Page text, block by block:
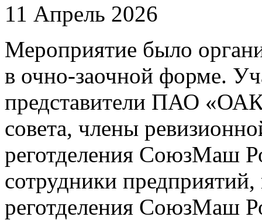
11 Апрель 2026
Мероприятие было
в очно-заочной форме.
представители ПАО
совета, члены
реготделения СоюзМаш
сотрудники
реготделения СоюзМаш